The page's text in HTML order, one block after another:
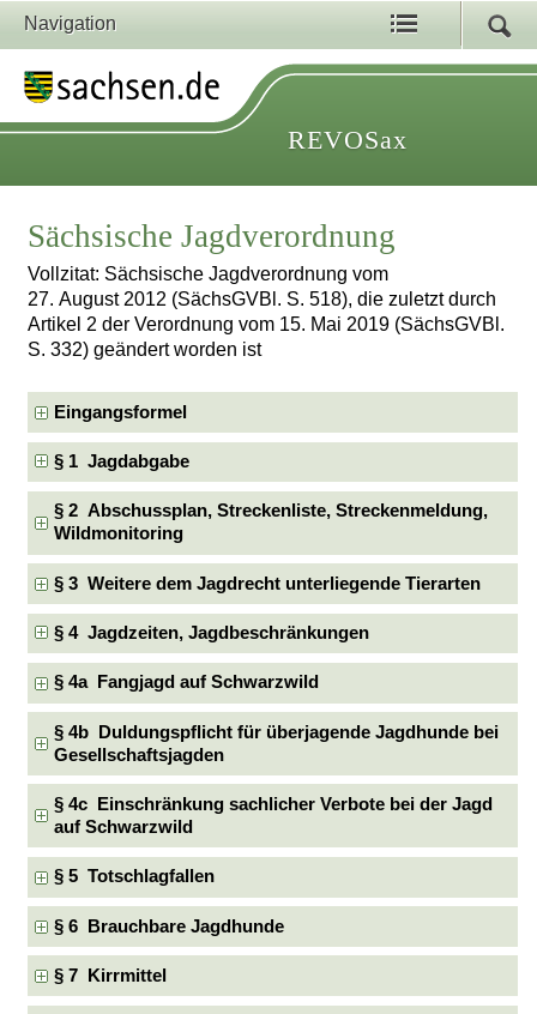
Navigation
REVOSax
Sächsische Jagdverordnung
Vollzitat: Sächsische Jagdverordnung vom
27. August 2012 (SächsGVBl. S. 518), die zuletzt durch
Artikel 2 der Verordnung vom 15. Mai 2019 (SächsGVBl.
S. 332) geändert worden ist
Eingangsformel
§ 1 Jagdabgabe
§ 2 Abschussplan, Streckenliste, Streckenmeldung,
Wildmonitoring
§ 3 Weitere dem Jagdrecht unterliegende Tierarten
§ 4 Jagdzeiten, Jagdbeschränkungen
§ 4a Fangjagd auf Schwarzwild
§ 4b Duldungspflicht für überjagende Jagdhunde bei
Gesellschaftsjagden
§ 4c Einschränkung sachlicher Verbote bei der Jagd
auf Schwarzwild
§ 5 Totschlagfallen
§ 6 Brauchbare Jagdhunde
§ 7 Kirrmittel